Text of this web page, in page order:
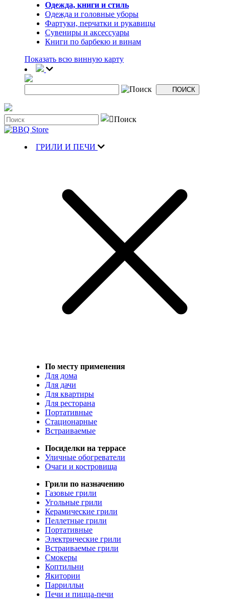
Одежда, книги и стиль
Одежда и головные уборы
Фартуки, перчатки и рукавицы
Сувениры и аксессуары
Книги по барбекю и винам
Показать всю винную карту
ГРИЛИ И ПЕЧИ
По месту применения
Для дома
Для дачи
Для квартиры
Для ресторана
Портативные
Стационарные
Встраиваемые
Посиделки на террасе
Уличные обогреватели
Очаги и костровища
Грили по назначению
Газовые грили
Угольные грили
Керамические грили
Пеллетные грили
Портативные
Электрические грили
Встраиваемые грили
Смокеры
Коптильни
Якитории
Паррилльи
Печи и пицца-печи